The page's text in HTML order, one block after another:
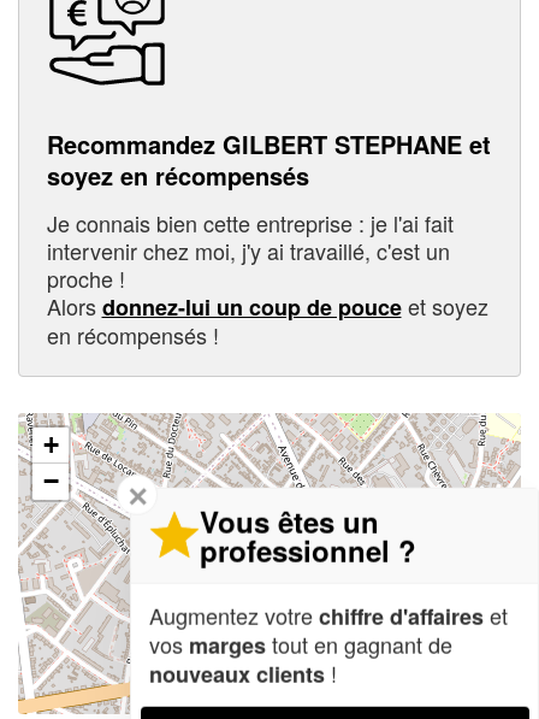
Recommandez GILBERT STEPHANE et
soyez en récompensés
Je connais bien cette entreprise : je l'ai fait
intervenir chez moi, j'y ai travaillé, c'est un
proche !
Alorsdonnez-lui un coup de pouceet soyez
en récompensés !
+
−
Leaflet| Map data ©OpenStreetMap contributors,CC-BY-SA
✕
Vous êtes un
professionnel ?
Augmentez votrechiffre d'affaireset
vos margestout en gagnant de
nouveaux clients !